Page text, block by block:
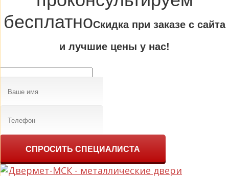
бесплатноCкидка при заказе с сайта
и лучшие цены у нас!
СПРОСИТЬ СПЕЦИАЛИСТА